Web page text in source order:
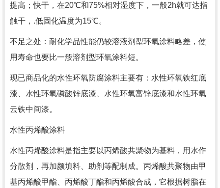
提高；快干，在20℃和75%相对湿度下，一般2h就可达指
触干，.低固化温度为15℃。
不足之处：耐化学品性能仍较溶液剂型环氧涂料略差，使
用寿命也要比一般溶剂型环氧涂料短。
现已商品化的水性环氧防腐涂料主要有：水性环氧铁红底
漆、水性环氧磷酸锌底漆、水性环氧富锌底漆和水性环氧
云铁中间漆。
水性丙烯酸涂料
水性丙烯酸涂料是指主要以丙烯酸共聚物为基料，用水作
分散剂，再加颜填料、助剂等配制成。丙烯酸共聚物由甲
基丙烯酸甲酯、丙烯酸丁酯和丙烯酸合成，它根据树脂在